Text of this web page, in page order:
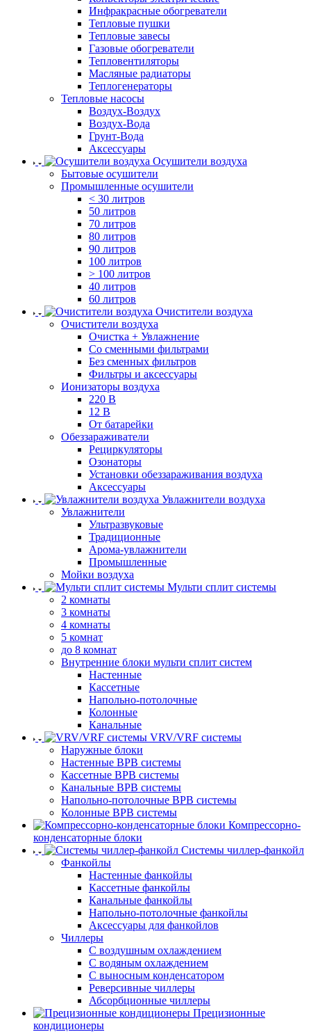
Инфракрасные обогреватели
Тепловые пушки
Тепловые завесы
Газовые обогреватели
Тепловентиляторы
Масляные радиаторы
Теплогенераторы
Тепловые насосы
Воздух-Воздух
Воздух-Вода
Грунт-Вода
Аксессуары
Осушители воздуха
Бытовые осушители
Промышленные осушители
< 30 литров
50 литров
70 литров
80 литров
90 литров
100 литров
> 100 литров
40 литров
60 литров
Очистители воздуха
Очистители воздуха
Очистка + Увлажнение
Cо сменными фильтрами
Без сменных фильтров
Фильтры и аксессуары
Ионизаторы воздуха
220 В
12 В
От батарейки
Обеззараживатели
Рециркуляторы
Озонаторы
Установки обеззараживания воздуха
Аксессуары
Увлажнители воздуха
Увлажнители
Ультразвуковые
Традиционные
Арома-увлажнители
Промышленные
Мойки воздуха
Мульти сплит системы
2 комнаты
3 комнаты
4 комнаты
5 комнат
до 8 комнат
Внутренние блоки мульти сплит систем
Настенные
Кассетные
Напольно-потолочные
Колонные
Канальные
VRV/VRF системы
Наружные блоки
Настенные ВРВ системы
Кассетные ВРВ системы
Канальные ВРВ системы
Напольно-потолочные ВРВ системы
Колонные ВРВ системы
Компрессорно-
конденсаторные блоки
Системы чиллер-фанкойл
Фанкойлы
Настенные фанкойлы
Кассетные фанкойлы
Канальные фанкойлы
Напольно-потолочные фанкойлы
Аксессуары для фанкойлов
Чиллеры
С воздушным охлаждением
С водяным охлаждением
С выносным конденсатором
Реверсивные чиллеры
Абсорбционные чиллеры
Прецизионные
кондиционеры